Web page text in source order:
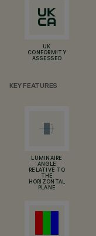
UK
CONFORMITY
ASSESSED
KEY FEATURES
LUMINAIRE
ANGLE
RELATIVE TO
THE
HORIZONTAL
PLANE